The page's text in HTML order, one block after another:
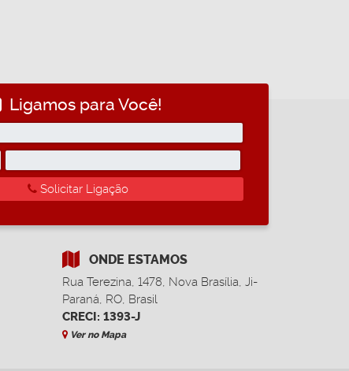
Ligamos para Você!
Solicitar Ligação
ONDE ESTAMOS
Rua Terezina, 1478, Nova Brasília, Ji-
Paraná, RO, Brasil
CRECI: 1393-J
Ver no Mapa